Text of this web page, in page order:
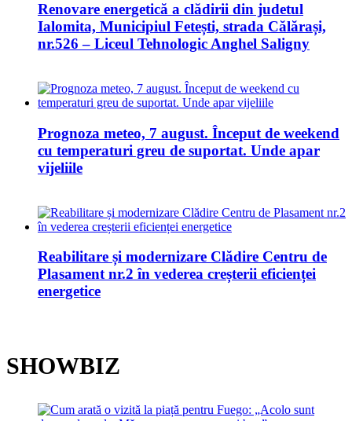
Renovare energetică a clădirii din judetul
Ialomita, Municipiul Fetești, strada Călărași,
nr.526 – Liceul Tehnologic Anghel Saligny
Prognoza meteo, 7 august. Început de weekend
cu temperaturi greu de suportat. Unde apar
vijeliile
Reabilitare și modernizare Clădire Centru de
Plasament nr.2 în vederea creșterii eficienței
energetice
SHOWBIZ